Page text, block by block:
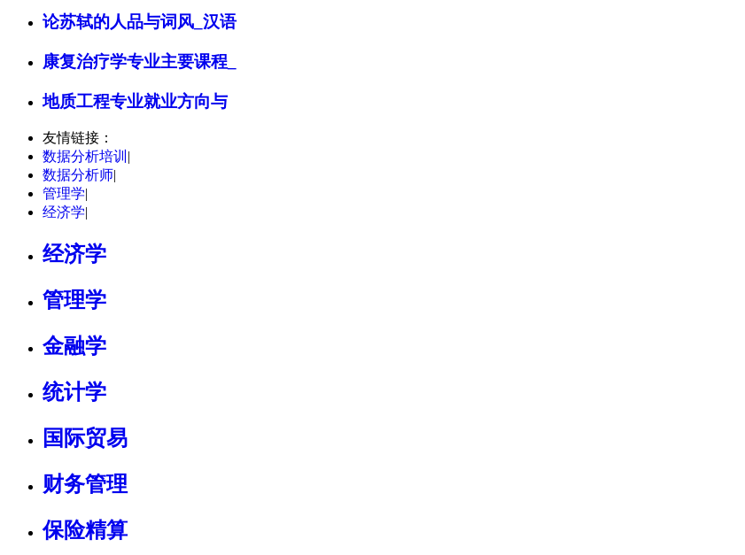
论苏轼的人品与词风_汉语
康复治疗学专业主要课程_
地质工程专业就业方向与
友情链接：
数据分析培训 |
数据分析师|
管理学|
经济学|
经济学
管理学
金融学
统计学
国际贸易
财务管理
保险精算